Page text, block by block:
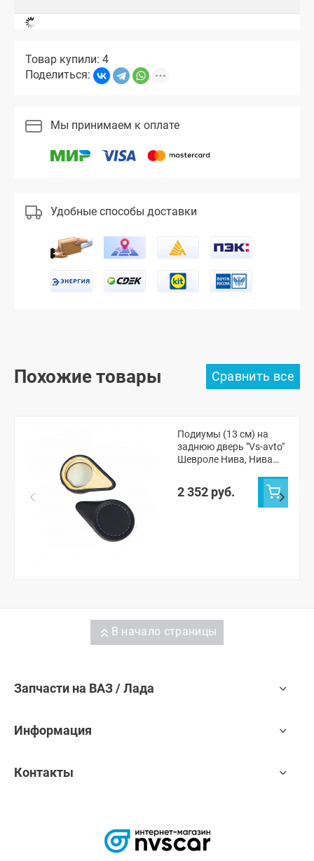
Товар купили: 4
Поделиться:
Мы принимаем к оплате
Удобные способы доставки
Похожие товары
Подиумы (13 см) на
заднюю дверь "Vs-avto"
Шевроле Нива, Нива
2 352 руб.
В начало страницы
Запчасти на ВАЗ / Лада
Информация
Контакты